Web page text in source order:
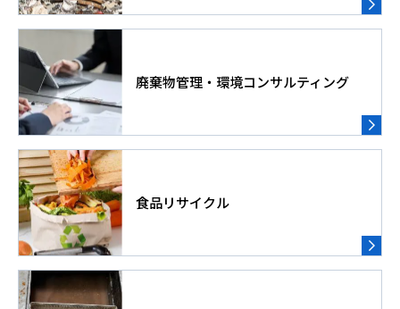
廃棄物管理・環境コンサルティング
食品リサイクル